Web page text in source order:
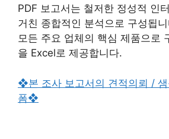
PDF 보고서는 철저한 정성적 인
거친 종합적인 분석으로 구성됩
모든 주요 업체의 핵심 제품으로
을 Excel로 제공합니다.
❖본 조사 보고서의 견적의뢰 /
폼❖